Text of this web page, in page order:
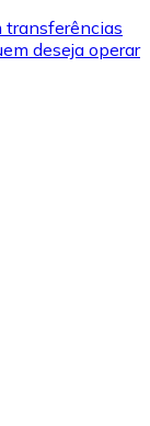
transferências
deseja operar